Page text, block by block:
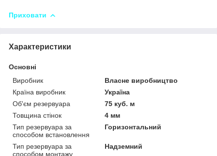
Приховати
Характеристики
Основні
Виробник
Власне виробництво
Країна виробник
Україна
Об'єм резервуара
75 куб. м
Товщина стінок
4 мм
Тип резервуара за
способом встановлення
Горизонтальний
Тип резервуара за
способом монтажу
Надземний